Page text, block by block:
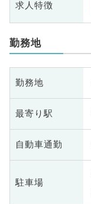
求人特徴
勤務地
勤務地
最寄り駅
自動車通勤
駐車場